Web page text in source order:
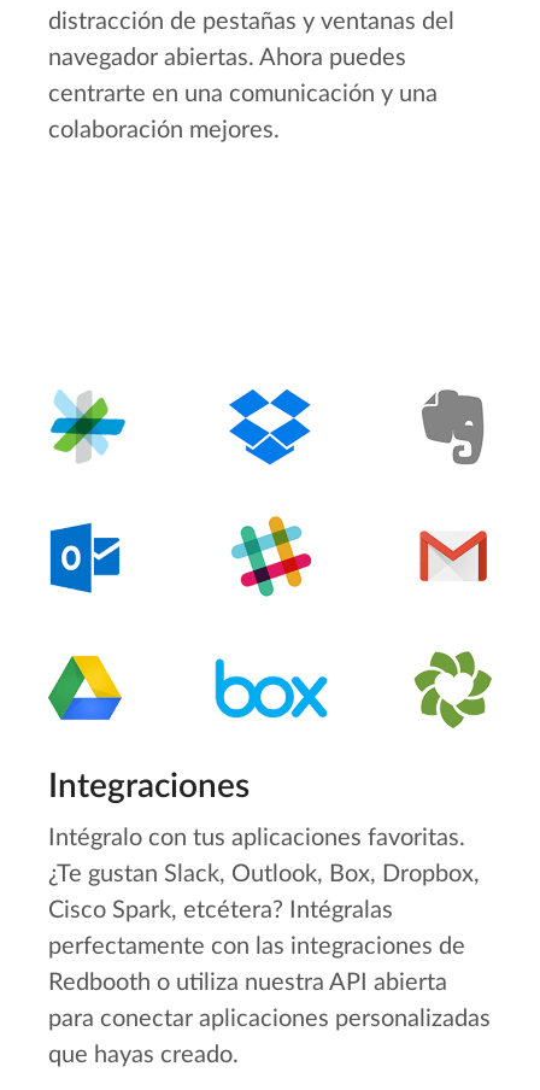
distracción de pestañas y ventanas del
navegador abiertas. Ahora puedes
centrarte en una comunicación y una
colaboración mejores.
Integraciones
Intégralo con tus aplicaciones favoritas.
¿Te gustan Slack, Outlook, Box, Dropbox,
Cisco Spark, etcétera? Intégralas
perfectamente con las integraciones de
Redbooth o utiliza nuestra API abierta
para conectar aplicaciones personalizadas
que hayas creado.